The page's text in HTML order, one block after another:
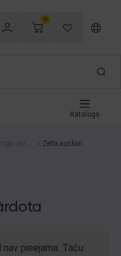
0
Katalogs
aizda
Zelta auskari
pieejama. Taču